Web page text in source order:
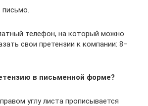
телефон, на который можно
свои претензии к компании: 8–
в письменной форме?
углу листа прописывается